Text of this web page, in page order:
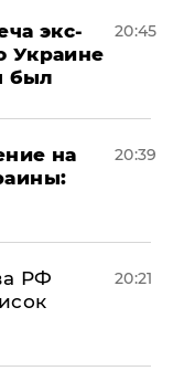
экс-
Украине
был
20:45
на
20:39
РФ
20:21